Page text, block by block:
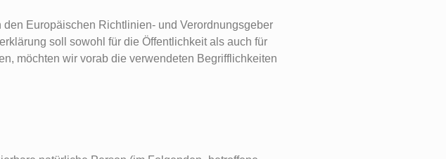
Europäischen Richtlinien- und Verordnungsgeber
soll sowohl für die Öffentlichkeit als auch für
möchten wir vorab die verwendeten Begrifflichkeiten